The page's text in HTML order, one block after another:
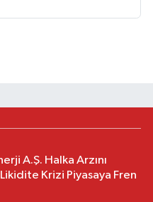
A.Ş. Halka Arzını
Krizi Piyasaya Fren